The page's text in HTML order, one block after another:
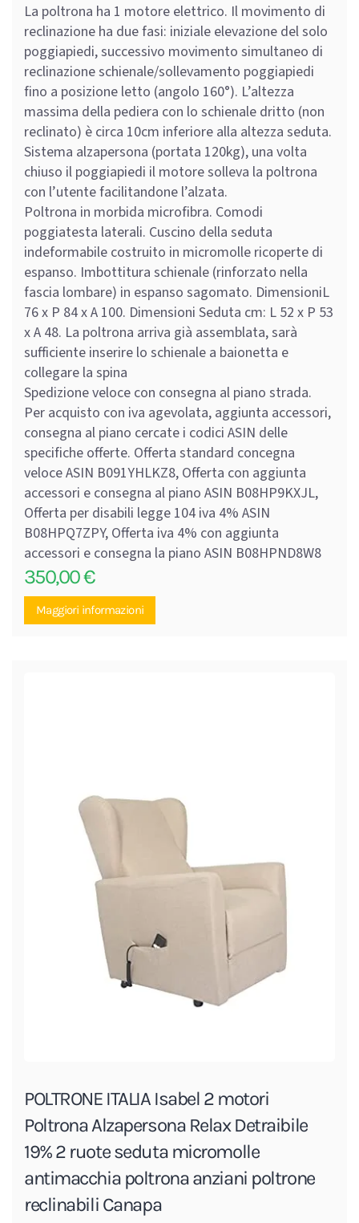
La poltrona ha 1 motore elettrico. Il movimento di
reclinazione ha due fasi: iniziale elevazione del solo
poggiapiedi, successivo movimento simultaneo di
reclinazione schienale/sollevamento poggiapiedi
fino a posizione letto (angolo 160°). L’altezza
massima della pediera con lo schienale dritto (non
reclinato) è circa 10cm inferiore alla altezza seduta.
Sistema alzapersona (portata 120kg), una volta
chiuso il poggiapiedi il motore solleva la poltrona
con l’utente facilitandone l’alzata.
Poltrona in morbida microfibra. Comodi
poggiatesta laterali. Cuscino della seduta
indeformabile costruito in micromolle ricoperte di
espanso. Imbottitura schienale (rinforzato nella
fascia lombare) in espanso sagomato. DimensioniL
76 x P 84 x A 100. Dimensioni Seduta cm: L 52 x P 53
x A 48. La poltrona arriva già assemblata, sarà
sufficiente inserire lo schienale a baionetta e
collegare la spina
Spedizione veloce con consegna al piano strada.
Per acquisto con iva agevolata, aggiunta accessori,
consegna al piano cercate i codici ASIN delle
specifiche offerte. Offerta standard concegna
veloce ASIN B091YHLKZ8, Offerta con aggiunta
accessori e consegna al piano ASIN B08HP9KXJL,
Offerta per disabili legge 104 iva 4% ASIN
B08HPQ7ZPY, Offerta iva 4% con aggiunta
accessori e consegna la piano ASIN B08HPND8W8
350,00€
Maggiori informazioni
POLTRONE ITALIA Isabel 2 motori
Poltrona Alzapersona Relax Detraibile
19% 2 ruote seduta micromolle
antimacchia poltrona anziani poltrone
reclinabili Canapa